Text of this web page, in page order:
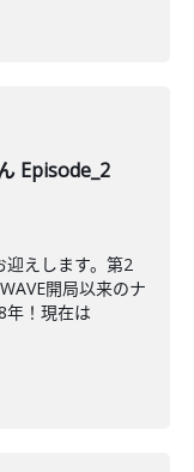
Episode_2
迎えします。第2
開局以来のナ
年！現在は